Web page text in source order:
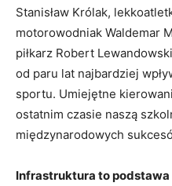
Stanisław Królak,
motorowodniak Waldemar
piłkarz Robert
od paru lat najbardziej
sportu. Umiejętne
ostatnim czasie naszą
międzynarodowych
Infrastruktura to podstawa